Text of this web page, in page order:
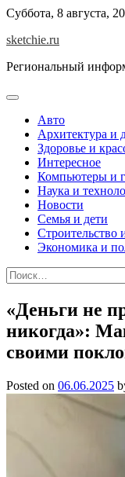
Skip
content
Суббота, 8 августа,
sketchie.ru
Региональный
Авто
Архитектура и
Здоровье и
Интересное
Компьютеры и
Наука и
Новости
Семья и дети
Строительство
Экономика и
Найти:
«Деньги не
никогда»:
своими
Posted on 06.06.2025